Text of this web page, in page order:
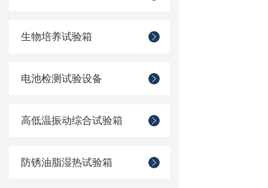
生物培养试验箱
电池检测试验设备
高低温振动综合试验箱
防锈油脂湿热试验箱